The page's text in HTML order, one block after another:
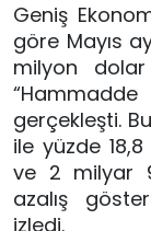
Geniş
göre Mayıs
milyon
gerçekleşti.
ile yüzde
ve 2 milyar
azalış
izledi.